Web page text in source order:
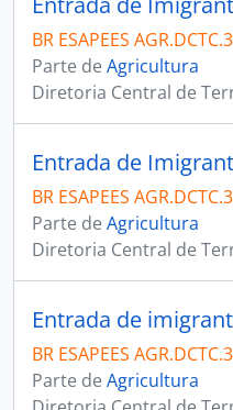
BR ESAPEES
Parte de Agricultura
Diretoria Central de
BR ESAPEES
Parte de Agricultura
Diretoria Central de
BR ESAPEES
Parte de Agricultura